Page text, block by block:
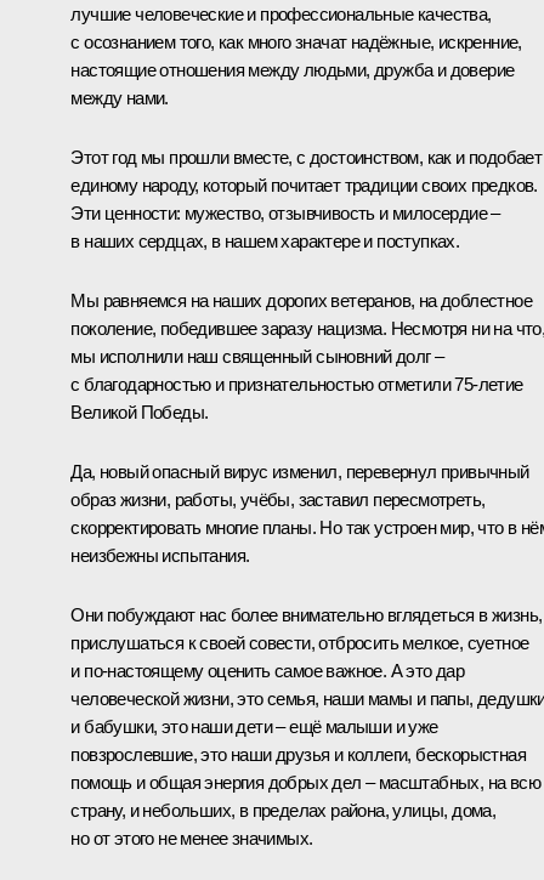
лучшие человеческие и профессиональные качества,
с осознанием того, как много значат надёжные, искренние,
настоящие отношения между людьми, дружба и доверие
между нами.
Этот год мы прошли вместе, с достоинством, как и подобает
единому народу, который почитает традиции своих предков.
Эти ценности: мужество, отзывчивость и милосердие –
в наших сердцах, в нашем характере и поступках.
Мы равняемся на наших дорогих ветеранов, на доблестное
поколение, победившее заразу нацизма. Несмотря ни на
мы исполнили наш священный сыновний долг –
с благодарностью и признательностью отметили 75-летие
Великой Победы.
Да, новый опасный вирус изменил, перевернул привычный
образ жизни, работы, учёбы, заставил пересмотреть,
скорректировать многие планы. Но так устроен мир, что в
неизбежны испытания.
Они побуждают нас более внимательно вглядеться в жизнь,
прислушаться к своей совести, отбросить мелкое, суетное
и по-настоящему оценить самое важное. А это дар
человеческой жизни, это семья, наши мамы и папы,
и бабушки, это наши дети – ещё малыши и уже
повзрослевшие, это наши друзья и коллеги, бескорыстная
помощь и общая энергия добрых дел – масштабных, на всю
страну, и небольших, в пределах района, улицы, дома,
но от этого не менее значимых.